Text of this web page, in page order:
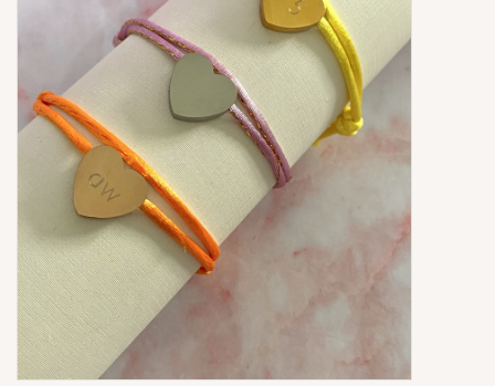
Super Sale
Special Satijn Koord
Brands